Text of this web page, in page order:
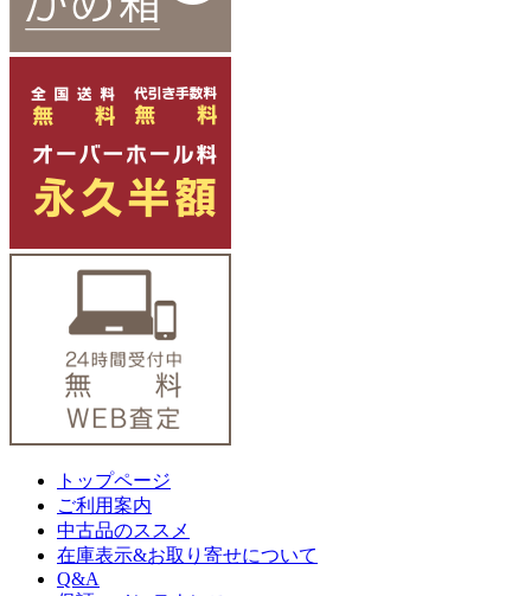
トップページ
ご利用案内
中古品のススメ
在庫表示&お取り寄せについて
Q&A